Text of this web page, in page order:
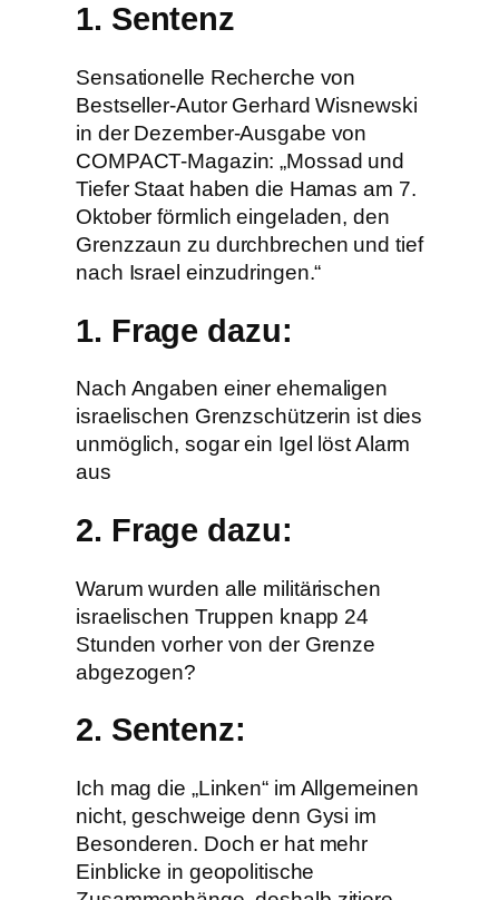
1. Sentenz
Sensationelle Recherche von
Bestseller-Autor Gerhard Wisnewski
in der Dezember-Ausgabe von
COMPACT-Magazin: „Mossad und
Tiefer Staat haben die Hamas am 7.
Oktober förmlich eingeladen, den
Grenzzaun zu durchbrechen und tief
nach Israel einzudringen.“
1. Frage dazu:
Nach Angaben einer ehemaligen
israelischen Grenzschützerin ist dies
unmöglich, sogar ein Igel löst Alarm
aus
2. Frage dazu:
Warum wurden alle militärischen
israelischen Truppen knapp 24
Stunden vorher von der Grenze
abgezogen?
2. Sentenz:
Ich mag die „Linken“ im Allgemeinen
nicht, geschweige denn Gysi im
Besonderen. Doch er hat mehr
Einblicke in geopolitische